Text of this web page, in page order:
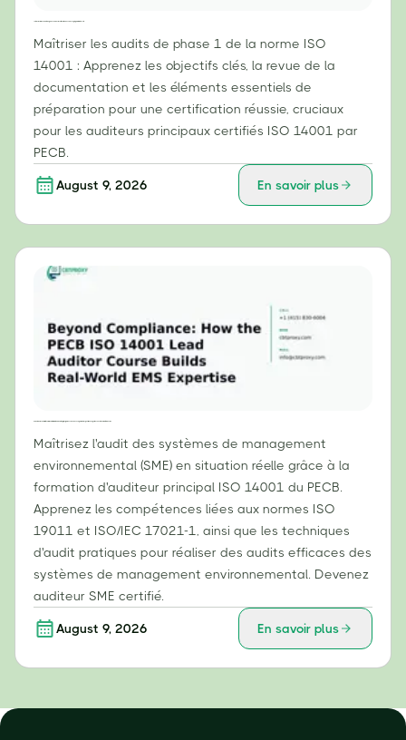
Maîtriser les audits de phase 1 de la norme ISO
14001 : Apprenez les objectifs clés, la revue de la
documentation et les éléments essentiels de
préparation pour une certification réussie, cruciaux
pour les auditeurs principaux certifiés ISO 14001 par
PECB.
August 9, 2026 En savoir plus
Maîtrisez l'audit des systèmes de management
environnemental (SME) en situation réelle grâce à la
formation d'auditeur principal ISO 14001 du PECB.
Apprenez les compétences liées aux normes ISO
19011 et ISO/IEC 17021-1, ainsi que les techniques
d'audit pratiques pour réaliser des audits efficaces des
systèmes de management environnemental. Devenez
auditeur SME certifié.
August 9, 2026 En savoir plus